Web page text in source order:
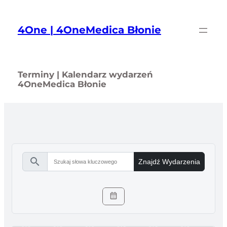
treści4One | 4OneMedica Błonie
Terminy | Kalendarz wydarzeń
4OneMedica Błonie
search Znajdź Wydarzenia